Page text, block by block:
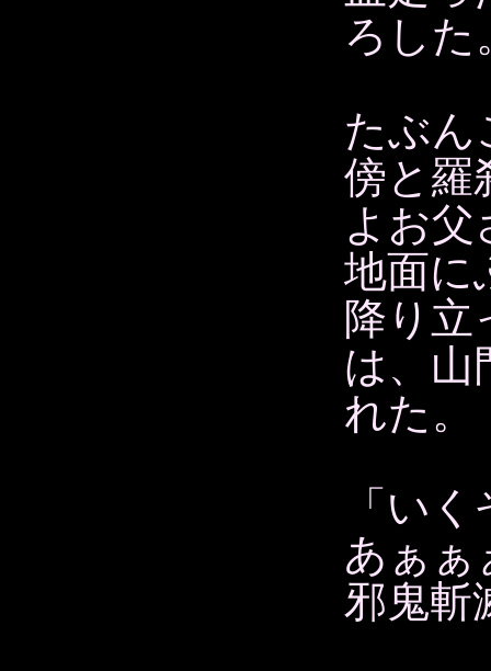
ろした
たぶん
傍と
よお父
地面に
降り立
は、山
れた。
「い
あぁ
邪鬼斬